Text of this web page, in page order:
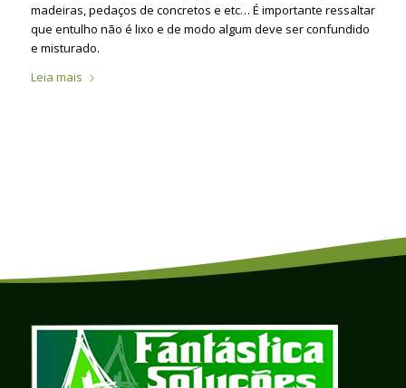
madeiras, pedaços de concretos e etc… É importante ressaltar
que entulho não é lixo e de modo algum deve ser confundido
e misturado.
Leia mais